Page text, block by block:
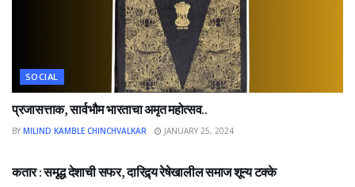
SOCIAL
प्रजासत्ताक, सार्वभौम भारताचा अमृत महोत्सव..
BY MILIND KAMBLE CHINCHVALKAR JANUARY 25, 2024
कतार : समृद्ध देशाची सफर, दारिद्र्य रेषेखालील समाज शून्य टक्के